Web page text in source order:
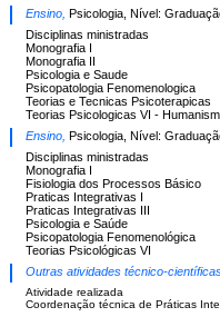
Ensino, Psicologia, Nível:
Disciplinas ministradas
Monografia I
Monografia II
Psicologia e Saude
Psicopatologia Fenomenologica
Teorias e Tecnicas Psicoterapicas
Teorias Psicologicas VI -
Ensino, Psicologia, Nível:
Disciplinas ministradas
Monografia I
Fisiologia dos Processos Básico
Praticas Integrativas I
Praticas Integrativas III
Psicologia e Saúde
Psicopatologia Fenomenológica
Teorias Psicológicas VI
Outras atividades técnico-
Atividade realizada
Coordenação técnica de Práticas